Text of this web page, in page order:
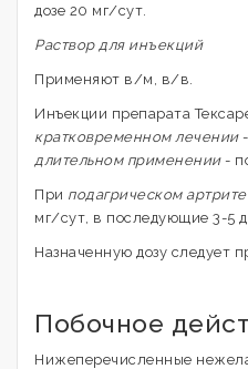
дозе 20 мг/сут.
Раствор для инъекций
Применяют в/м, в/в.
Инъекции препарата
кратковременном лечении-
длительном применении-
При подагрическом артрите
мг/сут, в последующие 3-5
Назначенную дозу следует
Побочное
Нижеперечисленные